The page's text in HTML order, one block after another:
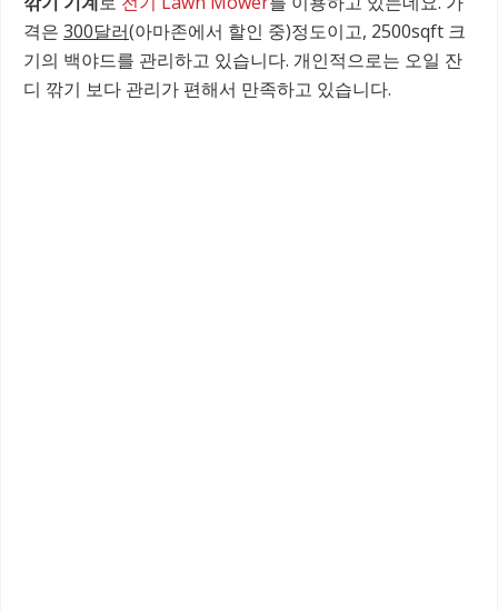
격은 300달러(아마존에서 할인 중)정도이고, 2500sqft 크
기의 백야드를 관리하고 있습니다. 개인적으로는 오일 잔
디 깎기 보다 관리가 편해서 만족하고 있습니다.